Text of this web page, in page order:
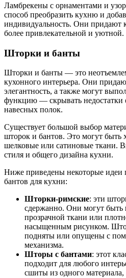
Ламбрекены с орнаментами и
способ преобразить кухню и
индивидуальность. Они придают
более привлекательной и уютной.
Шторки и банты
Шторки и банты — это
кухонного интерьера. Они
элегантность, а также могут
функцию — скрывать недостатки
навесных полок.
Существует большой выбор
шторок и бантов. Это могут быть
шелковые или сатиновые ткани.
стиля и общего дизайна кухни.
Ниже приведены некоторые идеи
бантов для кухни:
Шторки-римские: эти
сдержанно. Они могут быть
прозрачной ткани или
насыщенным рисунком.
подняты или опущены с
механизма.
Шторы с бантами: этот
подходит для любого
сшиты из одного